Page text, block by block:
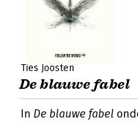
Ties Joosten
De blauwe fabel
In De blauwe fabel